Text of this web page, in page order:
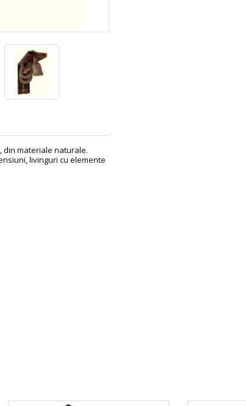
din materiale naturale.
livinguri cu elemente